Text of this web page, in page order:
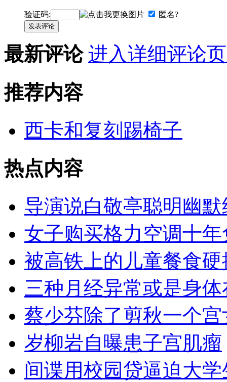
验证码: 匿名?
发表评论
最新评论 进入详细评论
推荐内容
西卡和复刻踢椅子
热点内容
导演说白敬亭聪明幽
女子购买格力空调十
被高铁上的儿童餐食硬
三种月经异常或是身
蔡少芬除了剪秋一个
岁柳岩自曝患子宫肌瘤
间谍用校园贷逼迫大